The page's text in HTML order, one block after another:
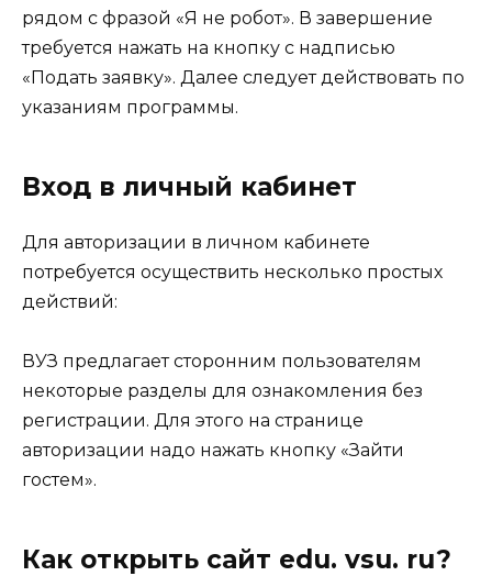
рядом с фразой «Я не робот». В завершение
требуется нажать на кнопку с надписью
«Подать заявку». Далее следует действовать по
указаниям программы.
Вход в личный кабинет
Для авторизации в личном кабинете
потребуется осуществить несколько простых
действий:
ВУЗ предлагает сторонним пользователям
некоторые разделы для ознакомления без
регистрации. Для этого на странице
авторизации надо нажать кнопку «Зайти
гостем».
Как открыть сайт edu. vsu. ru?